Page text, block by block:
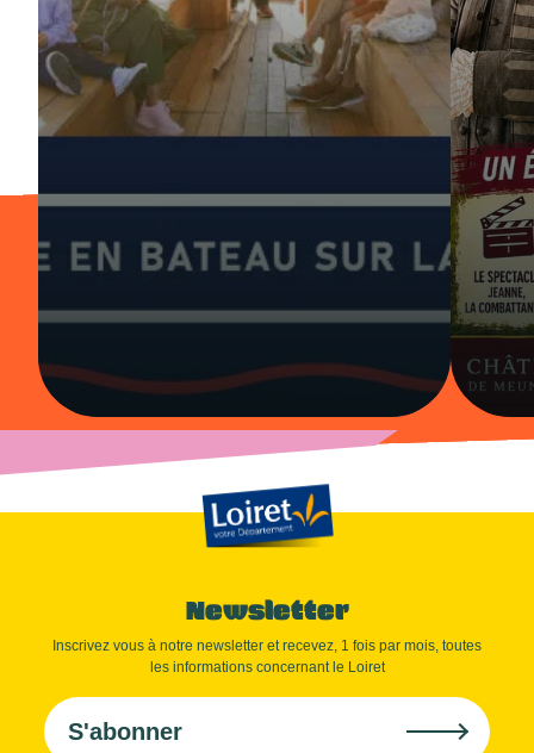
Newsletter
Inscrivez vous à notre newsletter et recevez, 1 fois par mois, toutes
les informations concernant le Loiret
S'abonner